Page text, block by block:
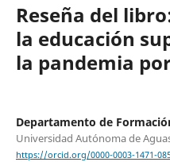
Reseña del
la educación
la pandemia
Departamento de
Universidad Autónoma de
https://orcid.org/0000-0003-1471-